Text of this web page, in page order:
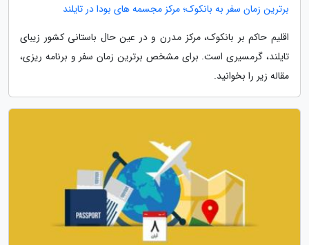
برترین زمان سفر به بانکوک؛ مرکز مجسمه های بودا در تایلند
اقلیم حاکم بر بانکوک، مرکز مدرن و در عین حال باستانی کشور زیبای
تایلند، گرمسیری است. برای مشخص برترین زمان سفر و برنامه ریزی،
مقاله زیر را بخوانید.